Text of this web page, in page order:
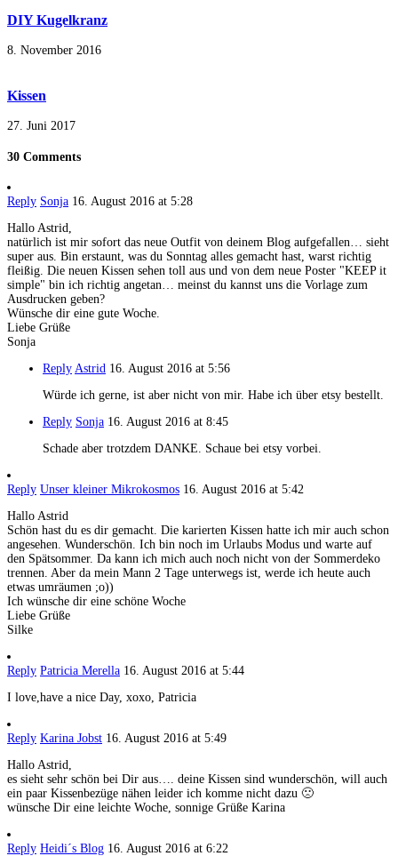
DIY Kugelkranz
8. November 2016
Kissen
27. Juni 2017
30 Comments
Reply Sonja 16. August 2016 at 5:28
Hallo Astrid,
natürlich ist mir sofort das neue Outfit von deinem Blog aufgefallen… sieht
super aus. Bin erstaunt, was du Sonntag alles gemacht hast, warst richtig
fleißig. Die neuen Kissen sehen toll aus und von dem neue Poster "KEEP it
simple" bin ich richtig angetan… meinst du kannst uns die Vorlage zum
Ausdrucken geben?
Wünsche dir eine gute Woche.
Liebe Grüße
Sonja
Reply Astrid 16. August 2016 at 5:56
Würde ich gerne, ist aber nicht von mir. Habe ich über etsy bestellt.
Reply Sonja 16. August 2016 at 8:45
Schade aber trotzdem DANKE. Schaue bei etsy vorbei.
Reply Unser kleiner Mikrokosmos 16. August 2016 at 5:42
Hallo Astrid
Schön hast du es dir gemacht. Die karierten Kissen hatte ich mir auch schon
angesehen. Wunderschön. Ich bin noch im Urlaubs Modus und warte auf
den Spätsommer. Da kann ich mich auch noch nicht von der Sommerdeko
trennen. Aber da mein Mann 2 Tage unterwegs ist, werde ich heute auch
etwas umräumen ;o))
Ich wünsche dir eine schöne Woche
Liebe Grüße
Silke
Reply Patricia Merella 16. August 2016 at 5:44
I love,have a nice Day, xoxo, Patricia
Reply Karina Jobst 16. August 2016 at 5:49
Hallo Astrid,
es sieht sehr schön bei Dir aus…. deine Kissen sind wunderschön, will auch
ein paar Kissenbezüge nähen leider ich komme nicht dazu 🙁
wünsche Dir eine leichte Woche, sonnige Grüße Karina
Reply Heidi´s Blog 16. August 2016 at 6:22